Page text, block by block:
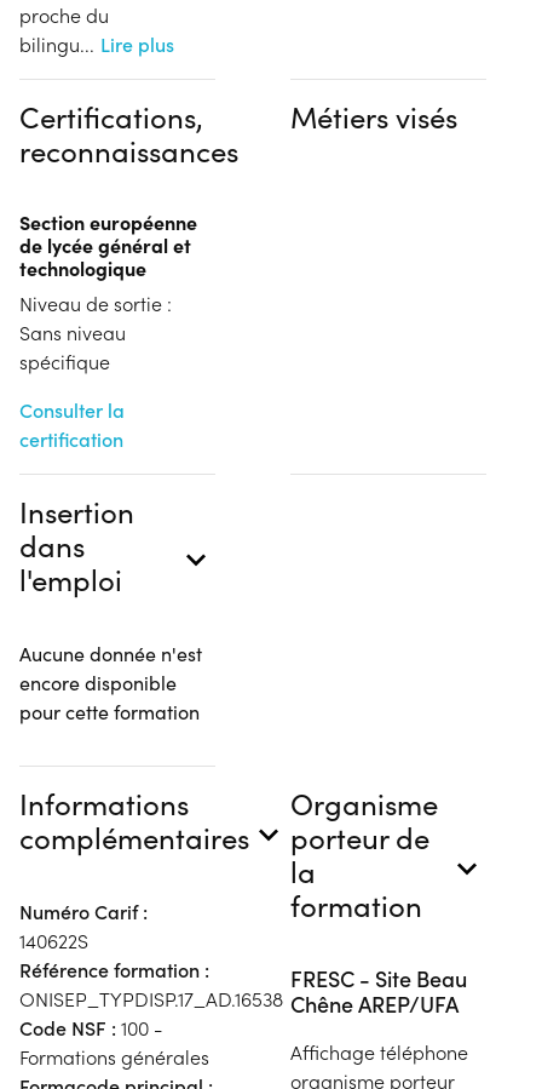
proche du
bilingu... Lire plus
Certifications,
reconnaissances
Section européenne
de lycée général et
technologique
Niveau de sortie :
Sans niveau
spécifique
Consulter la
certification
Métiers visés
Insertion
dans
l'emploi
Aucune donnée n'est
encore disponible
pour cette formation
Informations
complémentaires
Numéro Carif :
140622S
Référence formation :
ONISEP_TYPDISP.17_AD.16538
Code NSF : 100 -
Formations générales
Organisme
porteur de
la
formation
FRESC - Site Beau
Chêne AREP/UFA
Affichage téléphone
organisme porteur